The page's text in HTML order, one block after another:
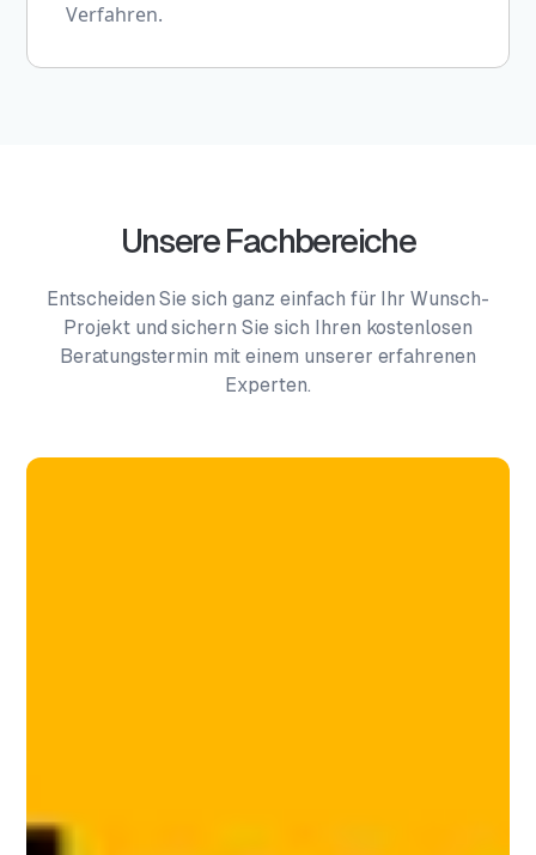
Verfahren.
Unsere Fachbereiche
Entscheiden Sie sich ganz einfach für Ihr Wunsch-
Projekt und sichern Sie sich Ihren kostenlosen
Beratungstermin mit einem unserer erfahrenen
Experten.